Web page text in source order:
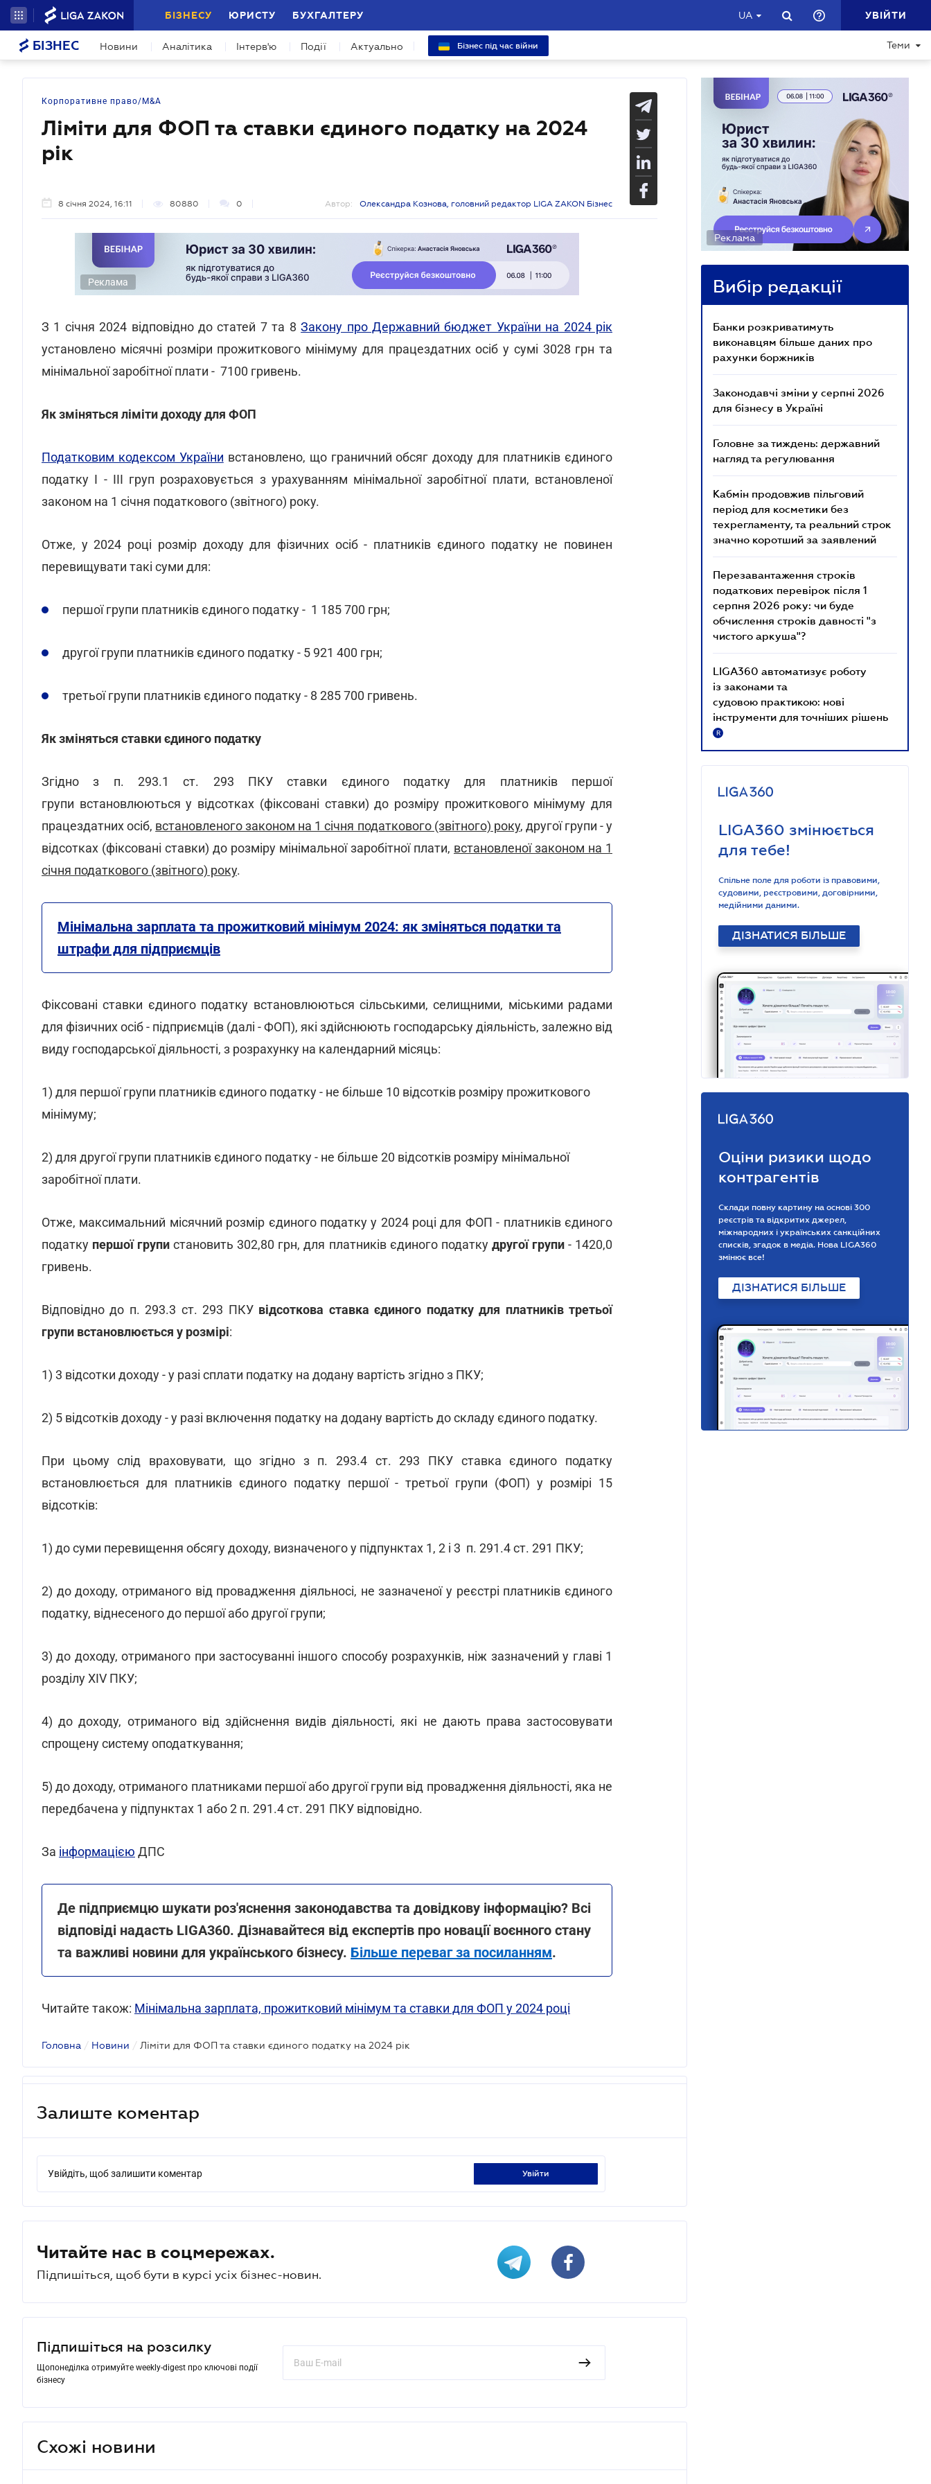
БІЗНЕСУ ЮРИСТУ БУХГАЛТЕРУ UA УВІЙТИ
БІЗНЕС Новини Аналітика Інтерв'ю Події Актуально Бізнес під час війни Теми
Корпоративне право/M&A
Ліміти для ФОП та ставки єдиного податку на 2024
рік
8 січня 2024, 16:11 80880 0 Автор: Олександра Кознова, головний редактор LIGA ZAKON Бізнес
Реклама
З 1 січня 2024 відповідно до статей 7 та 8Закону про Державний бюджет України на 2024 рік
установлено місячні розміри прожиткового мінімуму для працездатних осіб у сумі 3028 грн та
мінімальної заробітної плати - 7100 гривень.
Як зміняться ліміти доходу для ФОП
Податковим кодексом України встановлено, що граничний обсяг доходу для платників єдиного
податку I - III груп розраховується з урахуванням мінімальної заробітної плати, встановленої
законом на 1 січня податкового (звітного) року.
Отже, у 2024 році розмір доходу для фізичних осіб - платників єдиного податку не повинен
перевищувати такі суми для:
першої групи платників єдиного податку - 1 185 700 грн;
другої групи платників єдиного податку - 5 921 400 грн;
третьої групи платників єдиного податку - 8 285 700 гривень.
Як зміняться ставки єдиного податку
Згідно з п. 293.1 ст. 293 ПКУ ставки єдиного податку для платників першої
групи встановлюються у відсотках (фіксовані ставки) до розміру прожиткового мінімуму для
працездатних осіб, встановленого законом на 1 січня податкового (звітного) року, другої групи - у
відсотках (фіксовані ставки) до розміру мінімальної заробітної плати, встановленої законом на 1
січня податкового (звітного) року.
Мінімальна зарплата та прожитковий мінімум 2024: як зміняться податки та
штрафи для підприємців
Фіксовані ставки єдиного податку встановлюються сільськими, селищними, міськими радами
для фізичних осіб - підприємців (далі - ФОП), які здійснюють господарську діяльність, залежно від
виду господарської діяльності, з розрахунку на календарний місяць:
1) для першої групи платників єдиного податку - не більше 10 відсотків розміру прожиткового
мінімуму;
2) для другої групи платників єдиного податку - не більше 20 відсотків розміру мінімальної
заробітної плати.
Отже, максимальний місячний розмір єдиного податку у 2024 році для ФОП - платників єдиного
податку першої групи становить 302,80 грн, для платників єдиного податку другої групи- 1420,0
гривень.
Відповідно до п. 293.3 ст. 293 ПКУ відсоткова ставка єдиного податку для платників третьої
групи встановлюється у розмірі:
1) 3 відсотки доходу - у разі сплати податку на додану вартість згідно з ПКУ;
2) 5 відсотків доходу - у разі включення податку на додану вартість до складу єдиного податку.
При цьому слід враховувати, що згідно з п. 293.4 ст. 293 ПКУ ставка єдиного податку
встановлюється для платників єдиного податку першої - третьої групи (ФОП) у розмірі 15
відсотків:
1) до суми перевищення обсягу доходу, визначеного у підпунктах 1, 2 і 3 п. 291.4 ст. 291 ПКУ;
2) до доходу, отриманого від провадження діяльносі, не зазначеної у реєстрі платників єдиного
податку, віднесеного до першої або другої групи;
3) до доходу, отриманого при застосуванні іншого способу розрахунків, ніж зазначений у главі 1
розділу XIV ПКУ;
4) до доходу, отриманого від здійснення видів діяльності, які не дають права застосовувати
спрощену систему оподаткування;
5) до доходу, отриманого платниками першої або другої групи від провадження діяльності, яка не
передбачена у підпунктах 1 або 2 п. 291.4 ст. 291 ПКУ відповідно.
За інформацією ДПС
Де підприємцю шукати роз'яснення законодавства та довідкову інформацію? Всі
відповіді надасть LIGA360. Дізнавайтеся від експертів про новації воєнного стану
та важливі новини для українського бізнесу. Більше переваг за посиланням.
Читайте також: Мінімальна зарплата, прожитковий мінімум та ставки для ФОП у 2024 році
Головна / Новини / Ліміти для ФОП та ставки єдиного податку на 2024 рік
Залиште коментар
Увійдіть, щоб залишити коментар увійти
Читайте нас в соцмережах.
Підпишіться, щоб бути в курсі усіх бізнес-новин.
Підпишіться на розсилку
Щопонеділка отримуйте weekly-digest про ключові події
бізнесу
Схожі новини
Реклама
Вибір редакції
Банки розкриватимуть
виконавцям більше даних про
рахунки боржників
Законодавчі зміни у серпні 2026
для бізнесу в Україні
Головне за тиждень: державний
нагляд та регулювання
Кабмін продовжив пільговий
період для косметики без
техрегламенту, та реальний строк
значно коротший за заявлений
Перезавантаження строків
податкових перевірок після 1
серпня 2026 року: чи буде
обчислення строків давності "з
чистого аркуша"?
LIGA360 автоматизує роботу
із законами та
судовою практикою: нові
інструменти для точніших рішень
R
LIGA360 змінюється
для тебе!
Спільне поле для роботи із правовими,
судовими, реєстровими, договірними,
медійними даними.
ДІЗНАТИСЯ БІЛЬШЕ
Оціни ризики щодо
контрагентів
Склади повну картину на основі 300
реєстрів та відкритих джерел,
міжнародних і українських санкційних
списків, згадок в медіа. Нова LIGA360
змінює все!
ДІЗНАТИСЯ БІЛЬШЕ